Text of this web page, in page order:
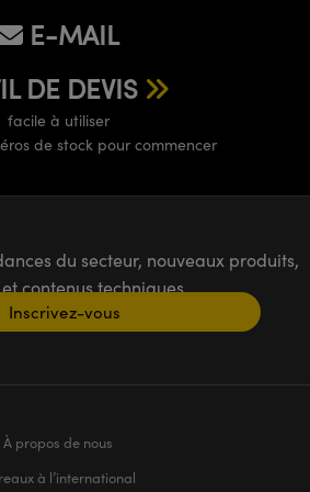
E-MAIL
DE DEVIS
facile à utiliser
de stock pour commencer
du secteur, nouveaux produits,
et contenus techniques
Inscrivez-vous
À propos de nous
à l’international